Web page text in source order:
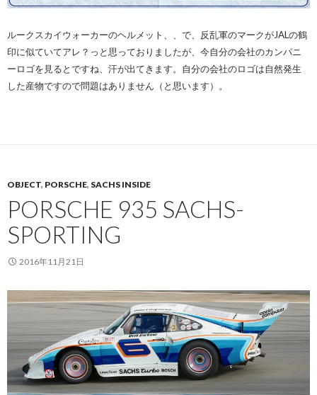
ルークスカイウォーカーのヘルメット、、で、反乱軍のマークがJALの鶴
印に似ていてアレ？っと思っておりましたが、今自分の会社のカンパニ
ーロゴを見るとですね、汗が出てきます。自分の会社のロゴは自然発生
した産物ですので問題はありません（と思います）。
OBJECT, PORSCHE, SACHS INSIDE
PORSCHE 935 SACHS-
SPORTING
2016年11月21日